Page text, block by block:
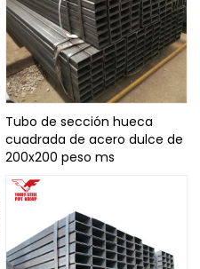
Tubo de sección hueca
cuadrada de acero dulce de
200x200 peso ms